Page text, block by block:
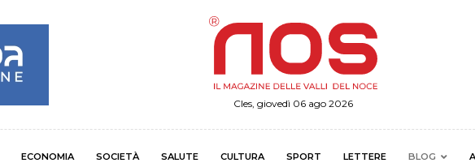
Cles, giovedì 06 ago 2026
ECONOMIA SOCIETÀ SALUTE CULTURA SPORT LETTERE BLOG